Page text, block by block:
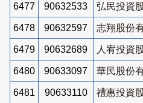
6477 90632533 弘民投資
6478 90632597 志翔股份
6479 90632689 人宥投資
6480 90633097 華民股份
6481 90633110 禮惠投資